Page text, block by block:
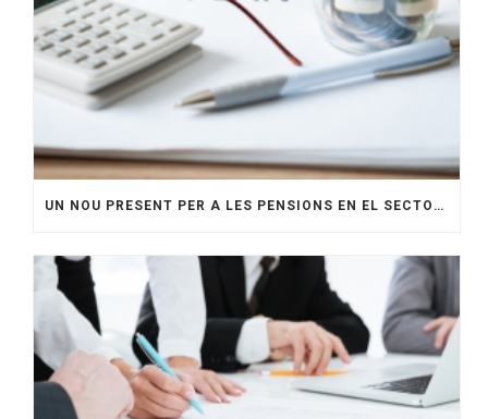
UN NOU PRESENT PER A LES PENSIONS EN EL SECTOR DE LA CONSTRUCCIÓ: CAP A UN FUTUR MÉS SEGUR